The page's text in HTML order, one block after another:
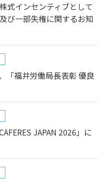
式インセンティブとして
び一部失権に関するお知
「福井労働局長表彰 優良
JAPAN 2026」に